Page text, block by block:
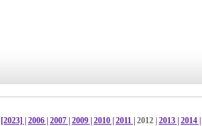
[2023] | 2006 | 2007 | 2009 | 2010 | 2011 | 2012 | 2013 | 2014 |